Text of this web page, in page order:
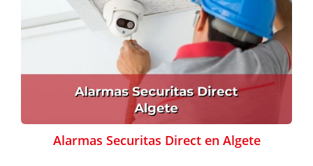
Alarmas Securitas Direct en Algete